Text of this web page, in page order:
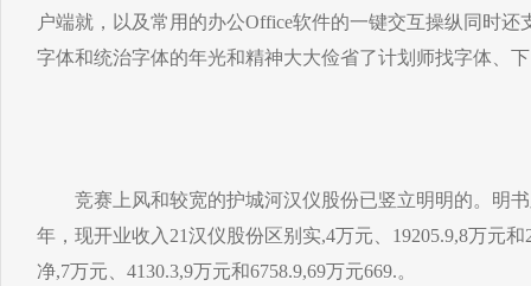
户端就，以及常用的办公Office软件的一键交互操纵同时还
字体和统治字体的年光和精神大大俭省了计划师找字体、
竞赛上风和较宽的护城河汉仪股份已竖立明明的。明书
年，现开业收入21汉仪股份区别实,4万元、19205.9,8万元和
净,7万元、4130.3,9万元和6758.9,69万元669.。